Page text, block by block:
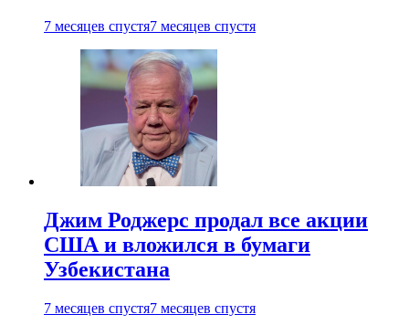
7 месяцев спустя7 месяцев спустя
Джим Роджерс продал все акции
США и вложился в бумаги
Узбекистана
7 месяцев спустя7 месяцев спустя